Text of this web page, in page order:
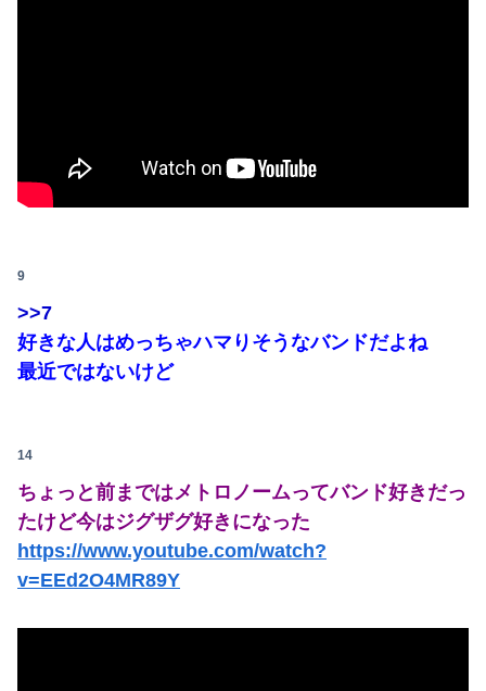
9
>>7
好きな人はめっちゃハマりそうなバンドだよね
最近ではないけど
14
ちょっと前まではメトロノームってバンド好きだっ
たけど今はジグザグ好きになった
https://www.youtube.com/watch?
v=EEd2O4MR89Y